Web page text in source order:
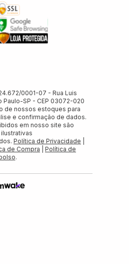
0001-07 - Rua Luis
Paulo-SP - CEP 03072-020
de nossos estoques para
e confirmação de dados.
em nosso site são
Política de Privacidade
de Compra
Política de
.